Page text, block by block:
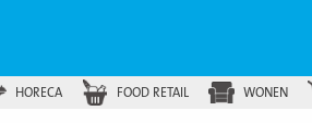
HORECA FOOD RETAIL WONEN